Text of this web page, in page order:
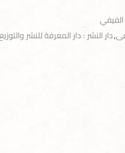
,دار النشر : دار المعرفة للنشر